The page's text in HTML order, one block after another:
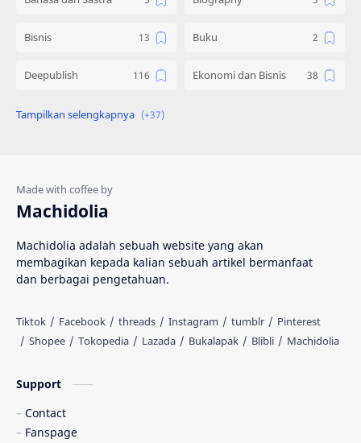
Bisnis Buku
Deepublish Ekonomi dan Bisnis
Engineering
Islam Katalog
Knowledge Komik
Muhasabah
Machidolia
Machidolia adalah sebuah website yang akan
membagikan kepada kalian sebuah artikel bermanfaat
dan berbagai pengetahuan.
Support
Contact
Fanspage